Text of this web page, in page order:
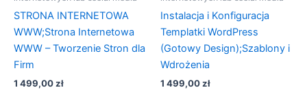
STRONA INTERNETOWA
WWW;Strona Internetowa
WWW – Tworzenie Stron dla
Firm
1 499,00zł
Instalacja i Konfiguracja
Templatki WordPress
(Gotowy Design);Szablony i
Wdrożenia
1 499,00zł